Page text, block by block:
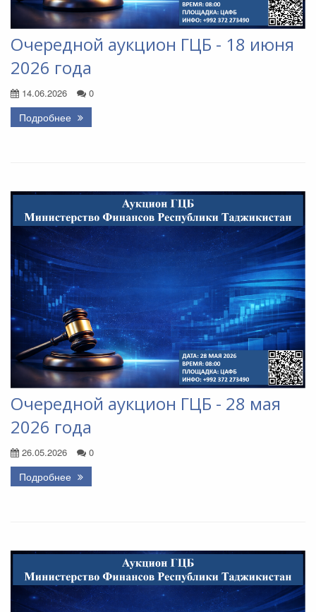
Очередной аукцион ГЦБ - 18 июня
2026 года
14.06.2026 0
Подробнее
Очередной аукцион ГЦБ - 28 мая
2026 года
26.05.2026 0
Подробнее